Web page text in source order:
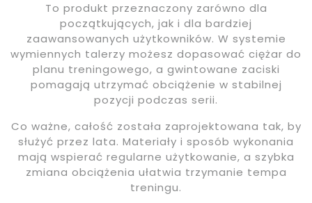
To produkt przeznaczony zarówno dla
początkujących, jak i dla bardziej
zaawansowanych użytkowników. W systemie
wymiennych talerzy możesz dopasować ciężar do
planu treningowego, a gwintowane zaciski
pomagają utrzymać obciążenie w stabilnej
pozycji podczas serii.
Co ważne, całość została zaprojektowana tak, by
służyć przez lata. Materiały i sposób wykonania
mają wspierać regularne użytkowanie, a szybka
zmiana obciążenia ułatwia trzymanie tempa
treningu.